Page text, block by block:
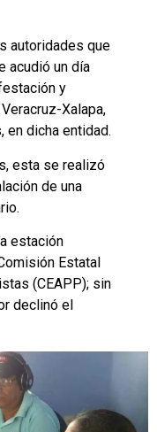
autoridades que
acudió un día
y
Xalapa,
en dicha entidad.
esta se realizó
de una
estación
Estatal
(CEAPP); sin
declinó el